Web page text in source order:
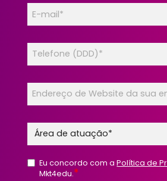
Eu concordo com aPolítica de
Mkt4edu.*